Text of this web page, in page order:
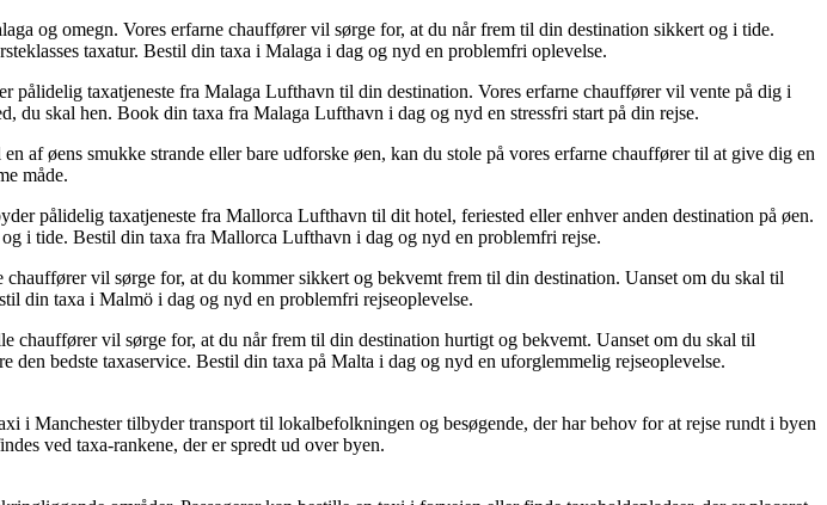
og omegn. Vores erfarne chauffører vil sørge for, at du når frem til din destination sikkert og i tide.
taxatur. Bestil din taxa i Malaga i dag og nyd en problemfri oplevelse.
taxatjeneste fra Malaga Lufthavn til din destination. Vores erfarne chauffører vil vente på dig i
du skal hen. Book din taxa fra Malaga Lufthavn i dag og nyd en stressfri start på din rejse.
øens smukke strande eller bare udforske øen, kan du stole på vores erfarne chauffører til at give dig en
måde.
pålidelig taxatjeneste fra Mallorca Lufthavn til dit hotel, feriested eller enhver anden destination på øen.
i tide. Bestil din taxa fra Mallorca Lufthavn i dag og nyd en problemfri rejse.
vil sørge for, at du kommer sikkert og bekvemt frem til din destination. Uanset om du skal til
din taxa i Malmö i dag og nyd en problemfri rejseoplevelse.
chauffører vil sørge for, at du når frem til din destination hurtigt og bekvemt. Uanset om du skal til
bedste taxaservice. Bestil din taxa på Malta i dag og nyd en uforglemmelig rejseoplevelse.
i Manchester tilbyder transport til lokalbefolkningen og besøgende, der har behov for at rejse rundt i byen
ved taxa-rankene, der er spredt ud over byen.